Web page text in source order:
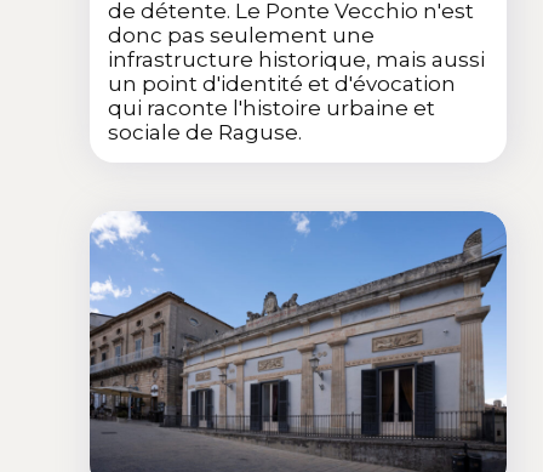
de détente. Le Ponte Vecchio n'est
donc pas seulement une
infrastructure historique, mais aussi
un point d'identité et d'évocation
qui raconte l'histoire urbaine et
sociale de Raguse.